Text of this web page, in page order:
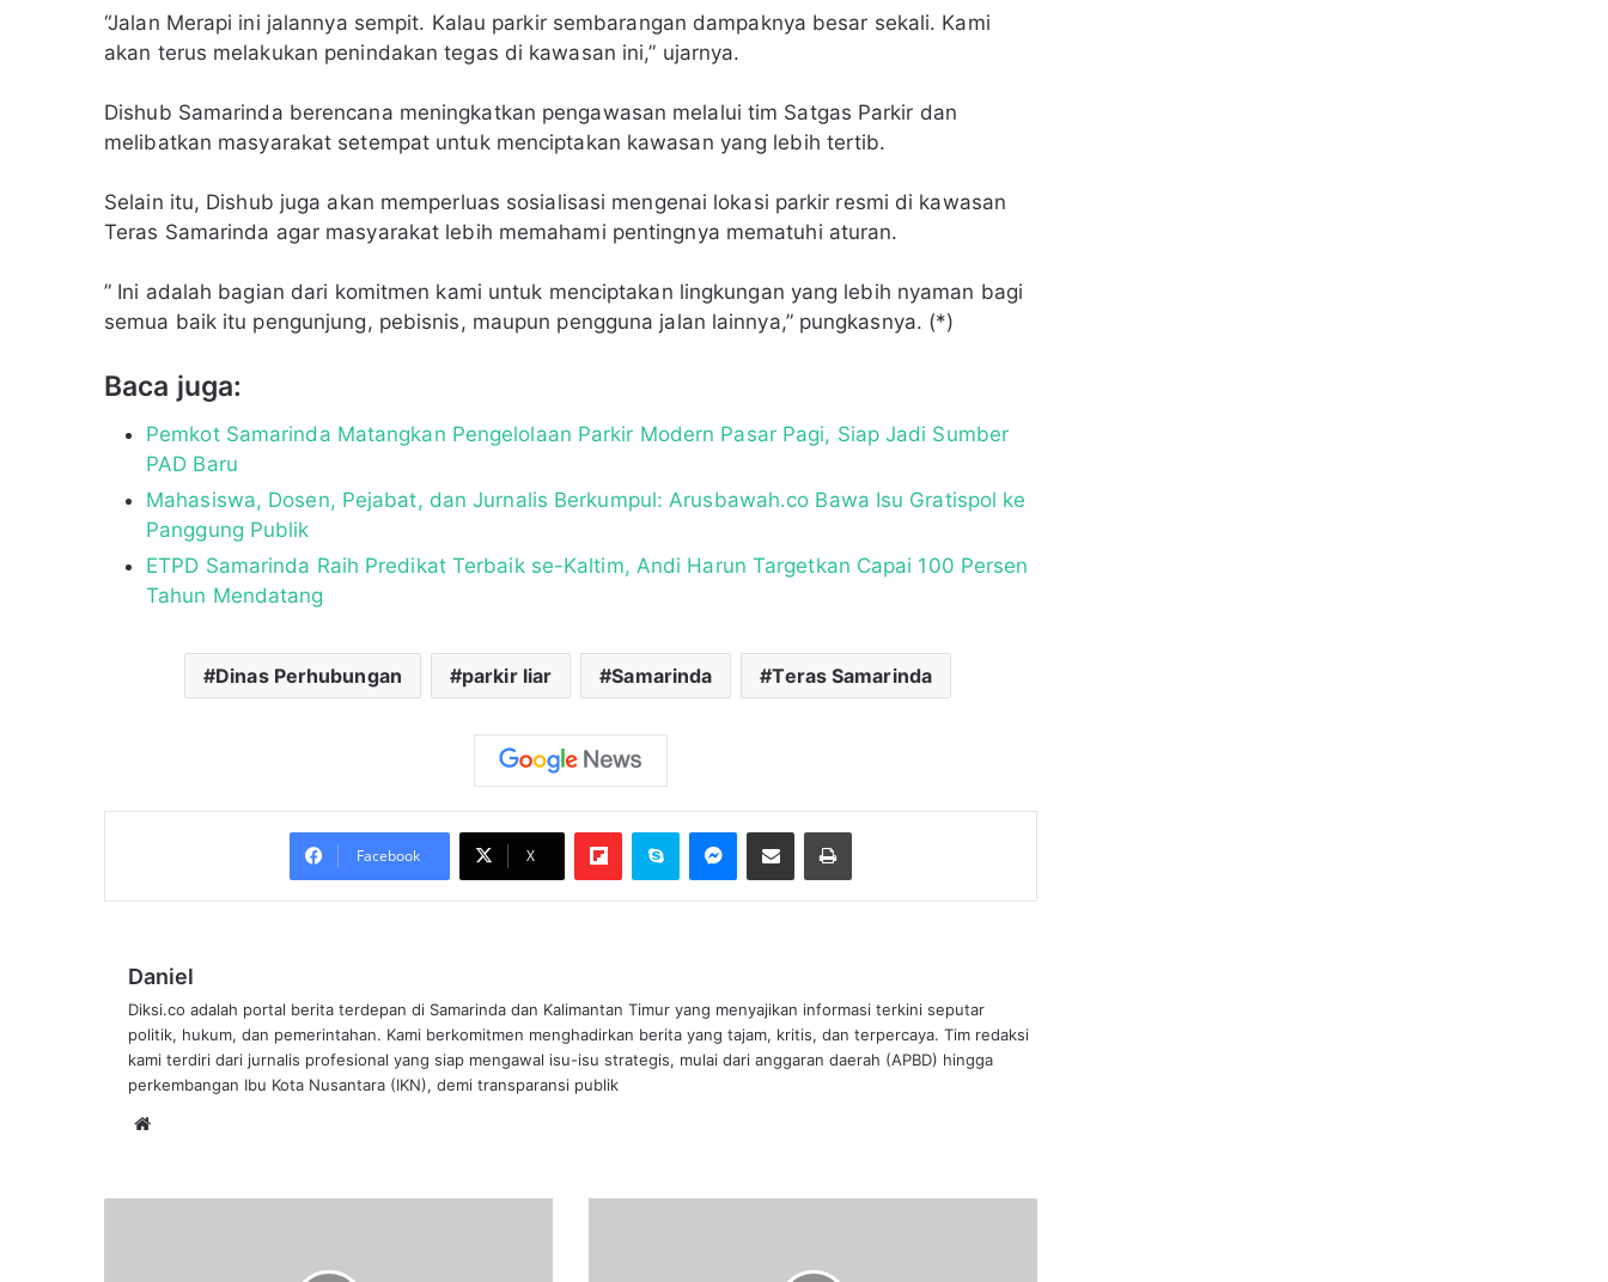
“Jalan Merapi ini jalannya sempit. Kalau parkir sembarangan dampaknya besar sekali. Kami
akan terus melakukan penindakan tegas di kawasan ini,” ujarnya.
Dishub Samarinda berencana meningkatkan pengawasan melalui tim Satgas Parkir dan
melibatkan masyarakat setempat untuk menciptakan kawasan yang lebih tertib.
Selain itu, Dishub juga akan memperluas sosialisasi mengenai lokasi parkir resmi di kawasan
Teras Samarinda agar masyarakat lebih memahami pentingnya mematuhi aturan.
” Ini adalah bagian dari komitmen kami untuk menciptakan lingkungan yang lebih nyaman bagi
semua baik itu pengunjung, pebisnis, maupun pengguna jalan lainnya,” pungkasnya. (*)
Baca juga:
Pemkot Samarinda Matangkan Pengelolaan Parkir Modern Pasar Pagi, Siap Jadi Sumber
PAD Baru
Mahasiswa, Dosen, Pejabat, dan Jurnalis Berkumpul: Arusbawah.co Bawa Isu Gratispol ke
Panggung Publik
ETPD Samarinda Raih Predikat Terbaik se-Kaltim, Andi Harun Targetkan Capai 100 Persen
Tahun Mendatang
Dinas Perhubungan parkir liar Samarinda Teras Samarinda
Facebook X
FlipboardSkype Messenger
Bagikan melalui Email Cetak
Daniel
Diksi.co adalah portal berita terdepan di Samarinda dan Kalimantan Timur yang menyajikan informasi terkini seputar
politik, hukum, dan pemerintahan. Kami berkomitmen menghadirkan berita yang tajam, kritis, dan terpercaya. Tim redaksi
kami terdiri dari jurnalis profesional yang siap mengawal isu-isu strategis, mulai dari anggaran daerah (APBD) hingga
perkembangan Ibu Kota Nusantara (IKN), demi transparansi publik